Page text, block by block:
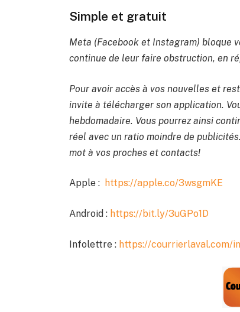
Simple et gratuit
Meta (Facebook et Instagram) bloque
continue de leur faire obstruction, en
Pour avoir accès à vos nouvelles et
invite à télécharger son application.
hebdomadaire. Vous pourrez ainsi
réel avec un ratio moindre de
mot à vos proches et contacts!
Apple : https://apple.co/3wsgmKE
Android : https://bit.ly/3uGPo1D
Infolettre : https://courrierlaval.com/